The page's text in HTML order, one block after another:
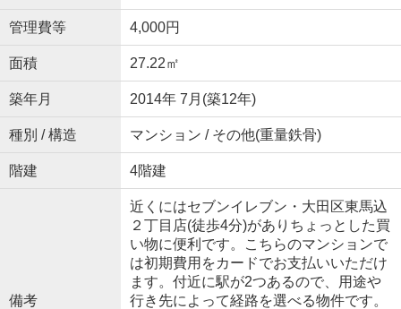
管理費等 4,000円
面積 27.22㎡
築年月 2014年 7月(築12年)
種別 / 構造 マンション / その他(重量鉄骨)
階建 4階建
備考
近くにはセブンイレブン・大田区東馬込
２丁目店(徒歩4分)がありちょっとした買
い物に便利です。こちらのマンションで
は初期費用をカードでお支払いいただけ
ます。付近に駅が2つあるので、用途や
行き先によって経路を選べる物件です。